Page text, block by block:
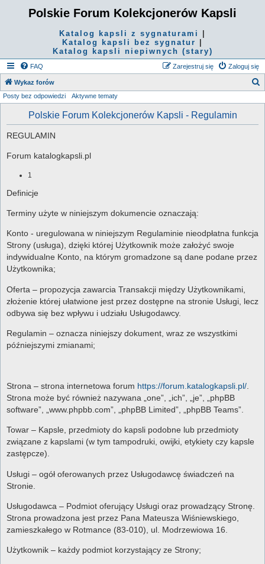
Polskie Forum Kolekcjonerów Kapsli
Katalog kapsli z sygnaturami
Katalog kapsli bez sygnatur
Katalog kapsli niepiwnych (stary)
FAQ Zaloguj się
Zarejestruj się
Wykaz forów
Posty bez odpowiedzi Aktywne tematy
Polskie Forum Kolekcjonerów Kapsli - Regulamin
REGULAMIN
Forum katalogkapsli.pl
1
Definicje
Terminy użyte w niniejszym dokumencie oznaczają:
Konto - uregulowana w niniejszym Regulaminie nieodpłatna funkcja
Strony (usługa), dzięki której Użytkownik może założyć swoje
indywidualne Konto, na którym gromadzone są dane podane przez
Użytkownika;
Oferta – propozycja zawarcia Transakcji między Użytkownikami,
złożenie której ułatwione jest przez dostępne na stronie Usługi, lecz
odbywa się bez wpływu i udziału Usługodawcy.
Regulamin – oznacza niniejszy dokument, wraz ze wszystkimi
późniejszymi zmianami;
Strona – strona internetowa forum https://forum.katalogkapsli.pl/
Strona może być również nazywana „one”, „ich”, „je”, „phpBB
software”, „www.phpbb.com”, „phpBB Limited”, „phpBB Teams”.
Towar – Kapsle, przedmioty do kapsli podobne lub przedmioty
związane z kapslami (w tym tampodruki, owijki, etykiety czy kapsle
zastępcze).
Usługi – ogół oferowanych przez Usługodawcę świadczeń na
Stronie.
Usługodawca – Podmiot oferujący Usługi oraz prowadzący Stronę.
Strona prowadzona jest przez Pana Mateusza Wiśniewskiego,
zamieszkałego w Rotmance (83-010), ul. Modrzewiowa 16.
Użytkownik – każdy podmiot korzystający ze Strony;